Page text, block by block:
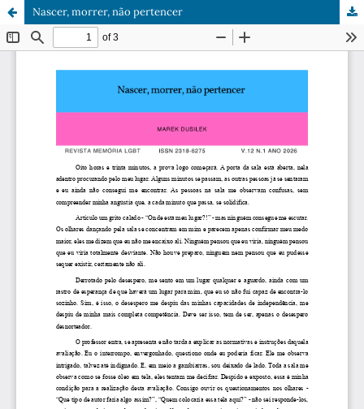
Nascer, morrer, não pertencer